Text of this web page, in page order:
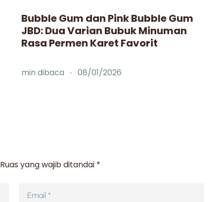
Bubble Gum dan Pink Bubble Gum
JBD: Dua Varian Bubuk Minuman
Rasa Permen Karet Favorit
min dibaca 08/01/2026
Ruas yang wajib ditandai *